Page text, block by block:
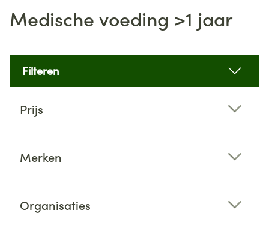
Medische voeding >1 jaar
Filteren
Prijs
Merken
Organisaties